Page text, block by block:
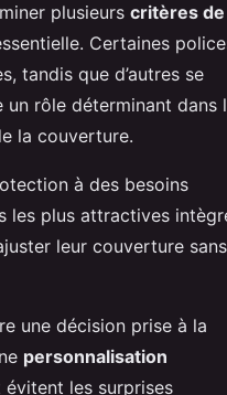
plusieurs critères de
Certaines
tandis que d’autres se
rôle déterminant dans
la couverture.
à des besoins
les plus attractives
leur couverture sans
une décision prise à la
personnalisation
les surprises